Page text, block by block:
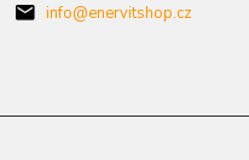
info@enervitshop.cz